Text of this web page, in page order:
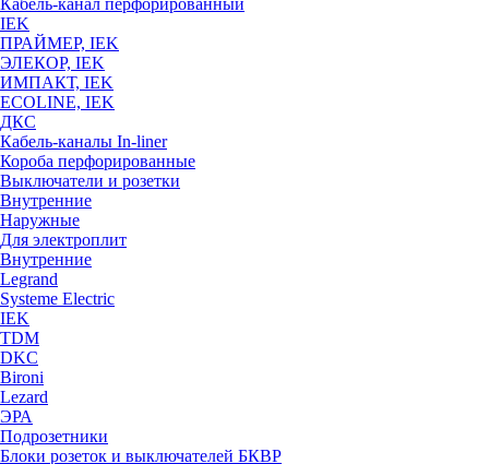
Кабель-канал перфорированный
IEK
ПРАЙМЕР, IEK
ЭЛЕКОР, IEK
ИМПАКТ, IEK
ECOLINE, IEK
ДКС
Кабель-каналы In-liner
Короба перфорированные
Выключатели и розетки
Внутренние
Наружные
Для электроплит
Внутренние
Legrand
Systeme Electric
IEK
TDM
DKC
Bironi
Lezard
ЭРА
Подрозетники
Блоки розеток и выключателей БКВР